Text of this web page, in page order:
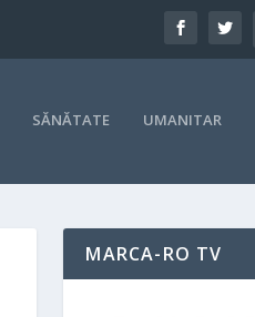
SĂNĂTATE UMANITAR
MARCA-RO TV